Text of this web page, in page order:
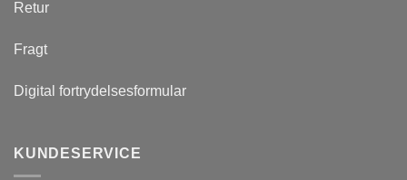
Retur
Fragt
Digital fortrydelsesformular
KUNDESERVICE